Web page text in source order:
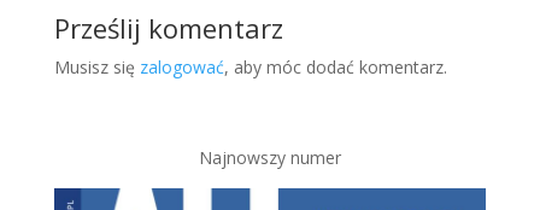
Prześlij komentarz
Musisz się zalogować, aby móc dodać komentarz.
Najnowszy numer